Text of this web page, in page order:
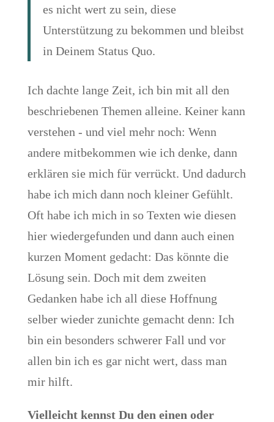
es nicht wert zu sein, diese
Unterstützung zu bekommen und bleibst
in Deinem Status Quo.
Ich dachte lange Zeit, ich bin mit all den
beschriebenen Themen alleine. Keiner kann
verstehen - und viel mehr noch: Wenn
andere mitbekommen wie ich denke, dann
erklären sie mich für verrückt. Und dadurch
habe ich mich dann noch kleiner Gefühlt.
Oft habe ich mich in so Texten wie diesen
hier wiedergefunden und dann auch einen
kurzen Moment gedacht: Das könnte die
Lösung sein. Doch mit dem zweiten
Gedanken habe ich all diese Hoffnung
selber wieder zunichte gemacht denn: Ich
bin ein besonders schwerer Fall und vor
allen bin ich es gar nicht wert, dass man
mir hilft.
Vielleicht kennst Du den einen oder